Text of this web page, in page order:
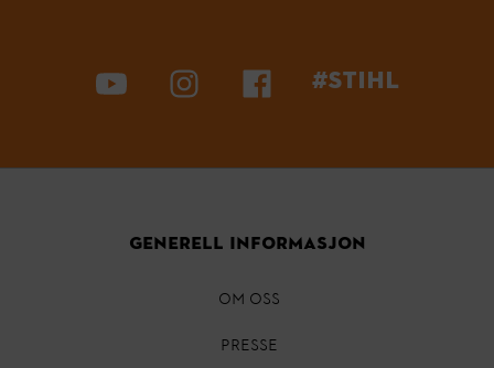
#STIHL
GENERELL INFORMASJON
OM OSS
Presse